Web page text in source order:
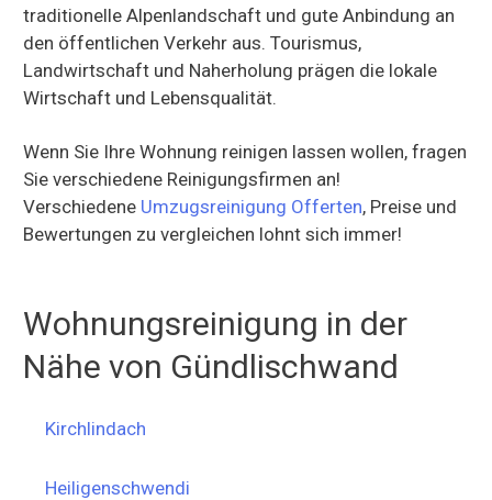
traditionelle Alpenlandschaft und gute Anbindung an
den öffentlichen Verkehr aus. Tourismus,
Landwirtschaft und Naherholung prägen die lokale
Wirtschaft und Lebensqualität.
Wenn Sie Ihre Wohnung reinigen lassen wollen, fragen
Sie verschiedene Reinigungsfirmen an!
Verschiedene Umzugsreinigung Offerten, Preise und
Bewertungen zu vergleichen lohnt sich immer!
Wohnungsreinigung in der
Nähe von Gündlischwand
Kirchlindach
Heiligenschwendi